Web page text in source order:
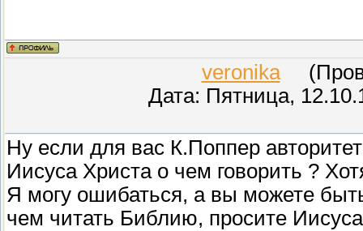
veronika
Дата: Пятница,
Ну если для вас К.Поппер
Иисуса Христа о чем говорить ?
Я могу ошибаться, а вы можете
чем читать Библию, просите